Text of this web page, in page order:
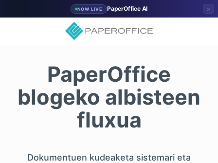
NOW LIVE PaperOffice AI ×
PaperOffice
blogeko albisteen
fluxua
Dokumentuen kudeaketa sistemari eta